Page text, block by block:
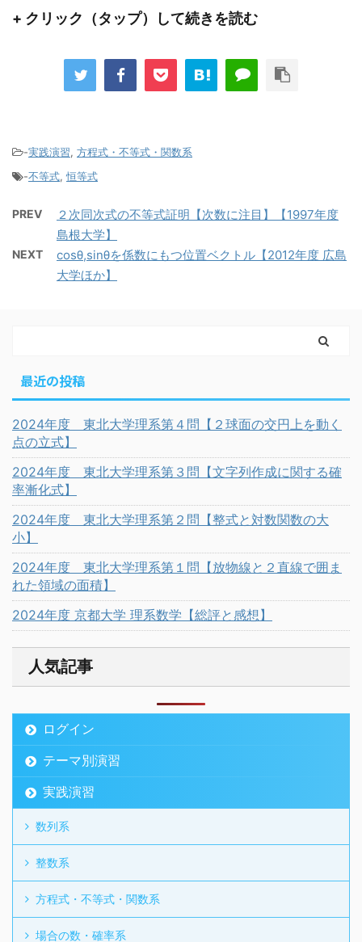
+ クリック（タップ）して続きを読む
-実践演習, 方程式・不等式・関数系
-不等式,恒等式
PREV
２次同次式の不等式証明【次数に注目】【1997年度
島根大学】
NEXT
cosθ,sinθを係数にもつ位置ベクトル【2012年度 広島
大学ほか】
最近の投稿
2024年度 東北大学理系第４問【２球面の交円上を動く
点の立式】
2024年度 東北大学理系第３問【文字列作成に関する確
率漸化式】
2024年度 東北大学理系第２問【整式と対数関数の大
小】
2024年度 東北大学理系第１問【放物線と２直線で囲ま
れた領域の面積】
2024年度 京都大学 理系数学【総評と感想】
人気記事
ログイン
テーマ別演習
実践演習
数列系
整数系
方程式・不等式・関数系
場合の数・確率系